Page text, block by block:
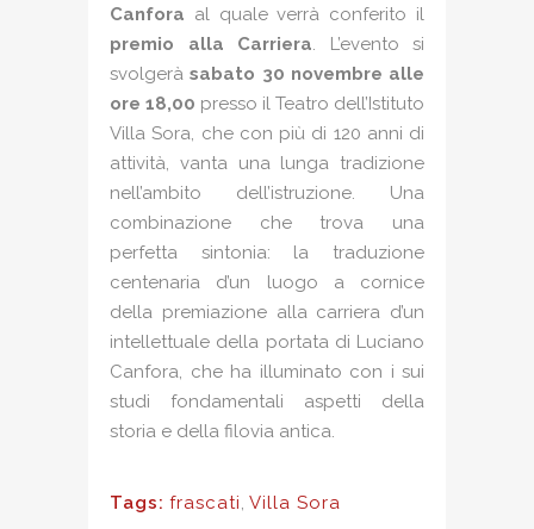
Canfora al quale verrà conferito il
premio alla Carriera. L’evento si
svolgerà sabato 30 novembre alle
ore 18,00 presso il Teatro dell’Istituto
Villa Sora, che con più di 120 anni di
attività, vanta una lunga tradizione
nell’ambito dell’istruzione. Una
combinazione che trova una
perfetta sintonia: la traduzione
centenaria d’un luogo a cornice
della premiazione alla carriera d’un
intellettuale della portata di Luciano
Canfora, che ha illuminato con i sui
studi fondamentali aspetti della
storia e della filovia antica.
Tags: frascati, Villa Sora